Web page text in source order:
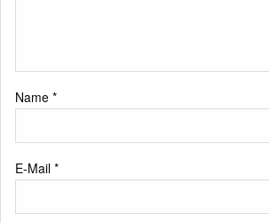
Name *
E-Mail *